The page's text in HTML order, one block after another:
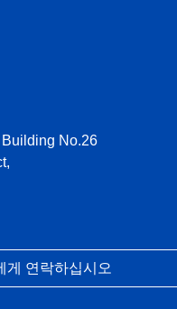
No.26
게 연락하십시오